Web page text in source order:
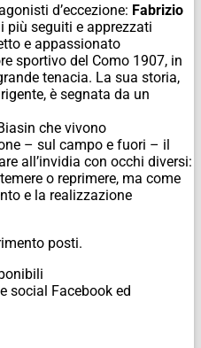
d’eccezione: Fabrizio
più seguiti e apprezzati
e appassionato
sportivo del Como 1907, in
tenacia. La sua storia,
è segnata da un
che vivono
– sul campo e fuori – il
all’invidia con occhi diversi:
o reprimere, ma come
e la realizzazione
posti.
social Facebook ed